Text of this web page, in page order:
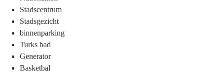
Stadscentrum
Stadsgezicht
binnenparking
Turks bad
Generator
Basketbal